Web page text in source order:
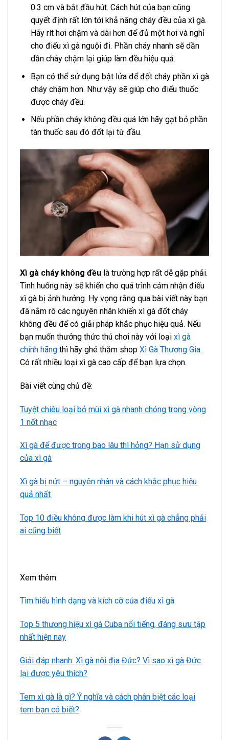
0.3 cm và bắt đầu hút. Cách hút của bạn cũng
quyết định rất lớn tới khả năng cháy đều của xì gà.
Hãy rít hơi chậm và dài hơn để đủ một hơi và nghỉ
cho điếu xì gà nguội đi. Phần cháy nhanh sẽ dần
dần cháy chậm lại giúp làm đều hiệu quả.
Bạn có thể sử dụng bật lửa để đốt cháy phần xì gà
cháy chậm hơn. Như vậy sẽ giúp cho điếu thuốc
được cháy đều.
Nếu phần cháy không đều quá lớn hãy gạt bỏ phần
tàn thuốc sau đó đốt lại từ đầu.
Xì gà cháy không đều là trường hợp rất dễ gặp phải.
Tình huống này sẽ khiến cho quá trình cảm nhận điếu
xì gà bị ảnh hưởng. Hy vọng rằng qua bài viết này bạn
đã nắm rõ các nguyên nhân khiến xì gà đốt cháy
không đều để có giải pháp khắc phục hiệu quả. Nếu
bạn muốn thưởng thức thú chơi này với loại xì gà
chính hãng thì hãy ghé thăm shop Xì Gà Thương Gia.
Có rất nhiều loại xì gà cao cấp để bạn lựa chọn.
Bài viết cùng chủ đề:
Tuyệt chiêu loại bỏ mùi xì gà nhanh chóng trong vòng
1 nốt nhạc
Xì gà để được trong bao lâu thì hỏng? Hạn sử dụng
của xì gà
Xì gà bị nứt – nguyên nhân và cách khắc phục hiệu
quả nhất
Top 10 điều không được làm khi hút xì gà chẳng phải
ai cũng biết
Xem thêm:
Tìm hiểu hình dạng và kích cỡ của điếu xì gà
Top 5 thương hiệu xì gà Cuba nổi tiếng, đáng sưu tập
nhất hiện nay
Giải đáp nhanh: Xì gà nội địa Đức? Vì sao xì gà Đức
lại được yêu thích?
Tem xì gà là gì? Ý nghĩa và cách phân biệt các loại
tem bạn có biết?